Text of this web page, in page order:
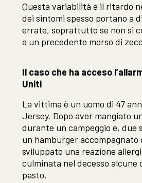
Questa variabilità e il ritardo
dei sintomi spesso portano a
errate, soprattutto se non si
a un precedente morso di
Il caso che ha acceso
Uniti
La vittima è un uomo di 47
Jersey. Dopo aver mangiato
durante un campeggio e, due
un hamburger accompagnato
sviluppato una reazione
culminata nel decesso alcune
pasto.